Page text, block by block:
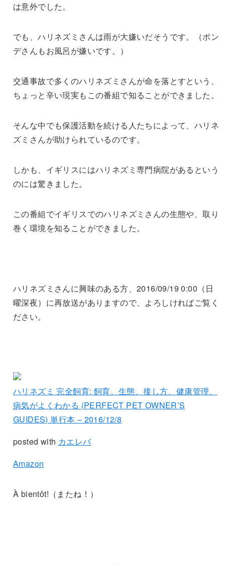
は意外でした。
でも、ハリネズミさんは雨が大嫌いだそうです。（ポン
デさんもお風呂が嫌いです。）
交通事故で多くのハリネズミさんが命を落とすという、
ちょっと辛い現実もこの番組で知ることができました。
そんな中でも保護活動を続ける人たちによって、ハリネ
ズミさんが助けられているのです。
しかも、イギリスにはハリネズミ専門病院があるという
のには驚きました。
この番組でイギリスでのハリネズミさんの生態や、取り
巻く環境を知ることができました。
ハリネズミさんに興味のある方、2016/09/19 0:00（日
曜深夜）に再放送がありますので、よろしければご覧く
ださい。
ハリネズミ 完全飼育: 飼育、生態、接し方、健康管理、
病気がよくわかる (PERFECT PET OWNER’S
GUIDES) 単行本 – 2016/12/8
posted with カエレバ
Amazon
À bientôt!（またね！）